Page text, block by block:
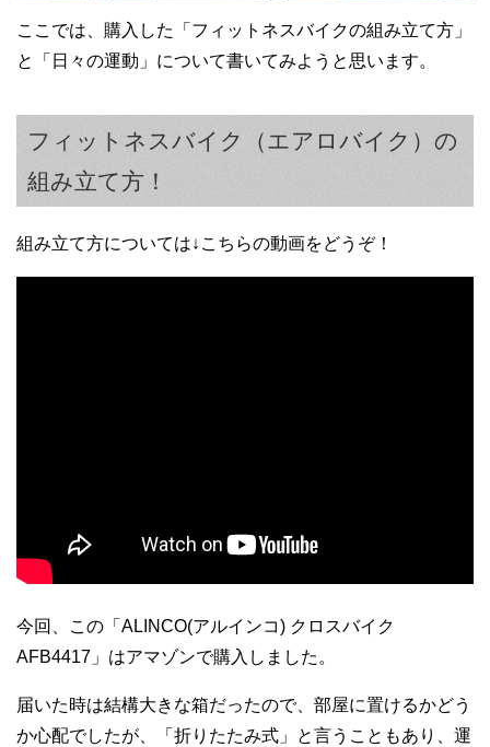
ここでは、購入した「フィットネスバイクの組み立て方」
と「日々の運動」について書いてみようと思います。
フィットネスバイク（エアロバイク）の
組み立て方！
組み立て方については↓こちらの動画をどうぞ！
今回、この「ALINCO(アルインコ) クロスバイク
AFB4417」はアマゾンで購入しました。
届いた時は結構大きな箱だったので、部屋に置けるかどう
か心配でしたが、「折りたたみ式」と言うこともあり、運